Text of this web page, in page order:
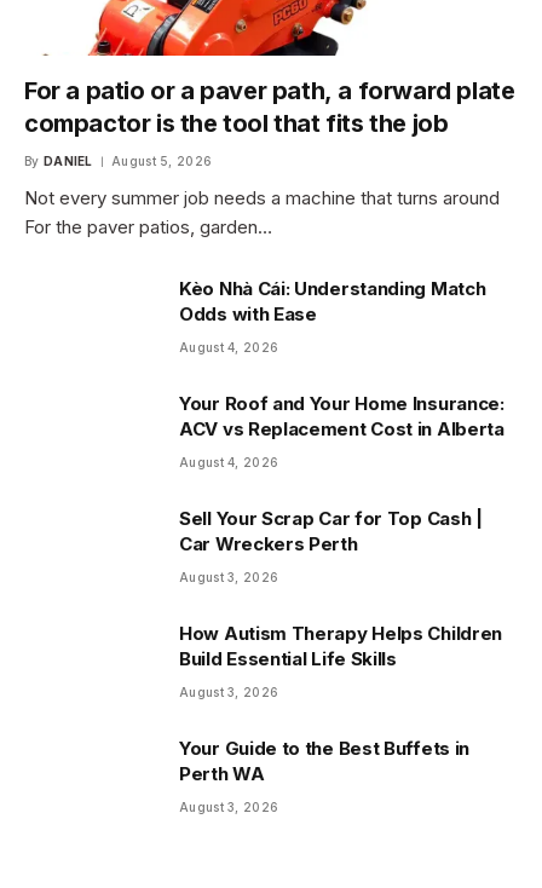
For a patio or a paver path, a forward plate
compactor is the tool that fits the job
By DANIEL August 5, 2026
Not every summer job needs a machine that turns around
For the paver patios, garden…
Kèo Nhà Cái: Understanding Match
Odds with Ease
August 4, 2026
Your Roof and Your Home Insurance:
ACV vs Replacement Cost in Alberta
August 4, 2026
Sell Your Scrap Car for Top Cash |
Car Wreckers Perth
August 3, 2026
How Autism Therapy Helps Children
Build Essential Life Skills
August 3, 2026
Your Guide to the Best Buffets in
Perth WA
August 3, 2026